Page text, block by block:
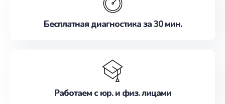
Бесплатная диагностика за 30 мин.
Работаем с юр. и физ. лицами